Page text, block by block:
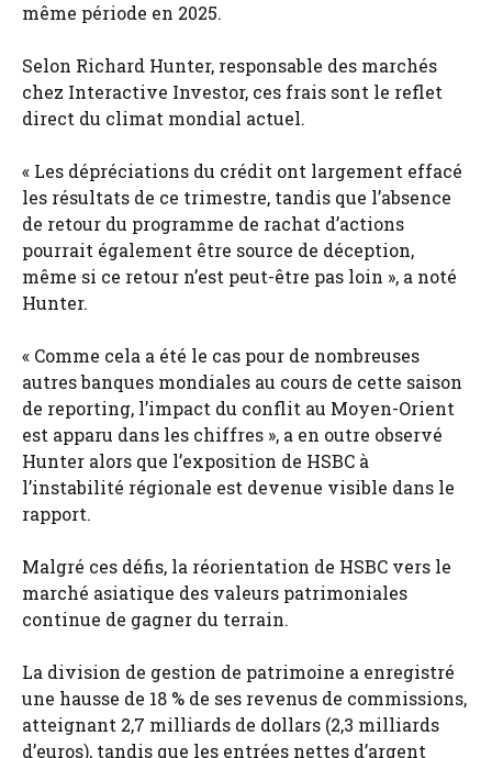
même période en 2025.
Selon Richard Hunter, responsable des marchés
chez Interactive Investor, ces frais sont le reflet
direct du climat mondial actuel.
« Les dépréciations du crédit ont largement effacé
les résultats de ce trimestre, tandis que l’absence
de retour du programme de rachat d’actions
pourrait également être source de déception,
même si ce retour n’est peut-être pas loin », a noté
Hunter.
« Comme cela a été le cas pour de nombreuses
autres banques mondiales au cours de cette saison
de reporting, l’impact du conflit au Moyen-Orient
est apparu dans les chiffres », a en outre observé
Hunter alors que l’exposition de HSBC à
l’instabilité régionale est devenue visible dans le
rapport.
Malgré ces défis, la réorientation de HSBC vers le
marché asiatique des valeurs patrimoniales
continue de gagner du terrain.
La division de gestion de patrimoine a enregistré
une hausse de 18 % de ses revenus de commissions,
atteignant 2,7 milliards de dollars (2,3 milliards
d’euros), tandis que les entrées nettes d’argent